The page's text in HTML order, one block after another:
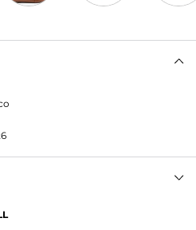
e aplicação de bridão na